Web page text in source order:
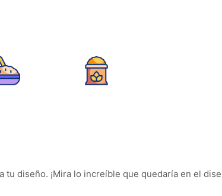
tu diseño. ¡Mira lo increíble que quedaría en el